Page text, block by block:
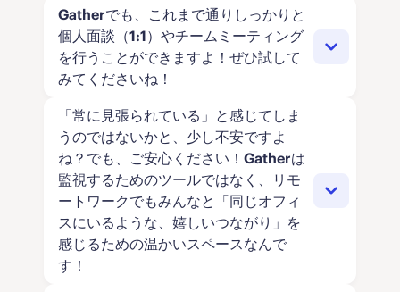
バーチャルオフィスをサッと見渡して誰が空
いているか確認したら、そのまま同僚のデス
クに歩み寄って会話を始めましょう！リンク
の発行やカレンダーの招待は一切不要です。
その場でサクッと話し合い、必要があれば画
面を共有して、終わったらそのまま解散。
Gatherでの会話は、平均して10分未満ととっ
てもスムーズです！
Gatherでも、これまで通りしっかりと
個人面談（1:1）やチームミーティング
を行うことができますよ！ぜひ試して
みてくださいね！
もちろんです！Googleカレンダーを連携す
れば、ミーティングのスケジュール調整や画
面共有、セッションの録画はもちろん、終了
後にAIが作成した文字起こしや要約を確認す
ることもできますよ！Gatherなら、予定され
た会議も、その合間に生まれるちょっとした
雑談も、どちらもバッチリ対応できます！
「常に見張られている」と感じてしま
うのではないかと、少し不安ですよ
ね？でも、ご安心ください！Gatherは
監視するためのツールではなく、リモ
ートワークでもみんなと「同じオフィ
スにいるような、嬉しいつながり」を
感じるための温かいスペースなんで
す！